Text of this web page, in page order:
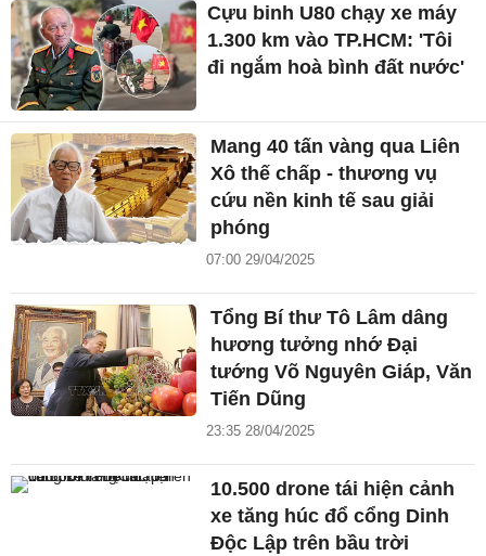
Cựu binh U80 chạy xe máy
1.300 km vào TP.HCM: 'Tôi
đi ngắm hoà bình đất nước'
Mang 40 tấn vàng qua Liên
Xô thế chấp - thương vụ
cứu nền kinh tế sau giải
phóng
07:00 29/04/2025
Tổng Bí thư Tô Lâm dâng
hương tưởng nhớ Đại
tướng Võ Nguyên Giáp, Văn
Tiến Dũng
23:35 28/04/2025
10.500 drone tái hiện cảnh
xe tăng húc đổ cổng Dinh
Độc Lập trên bầu trời